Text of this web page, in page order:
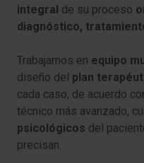
integral de su proceso
diagnóstico,
Trabajamos en equipo
diseño del plan
cada caso, de acuerdo
técnico más avanzado,
psicológicos del
precisan.